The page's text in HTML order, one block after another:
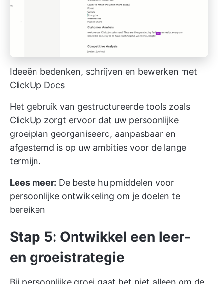
Ideeën bedenken, schrijven en bewerken met
ClickUp Docs
Het gebruik van gestructureerde tools zoals
ClickUp zorgt ervoor dat uw persoonlijke
groeiplan georganiseerd, aanpasbaar en
afgestemd is op uw ambities voor de lange
termijn.
Lees meer: De beste hulpmiddelen voor
persoonlijke ontwikkeling om je doelen te
bereiken
Stap 5: Ontwikkel een leer-
en groeistrategie
Bij persoonlijke groei gaat het niet alleen om de